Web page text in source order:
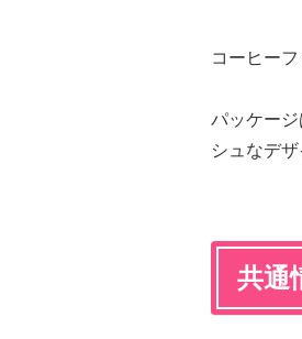
コーヒー
パッケー
シュなデザ
共通